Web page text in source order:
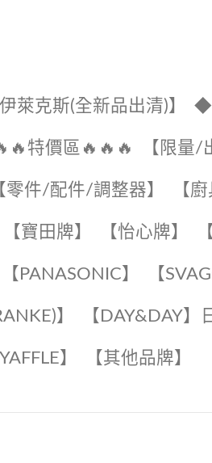
萊克斯(全新品出清)】 ◆
特價區🔥🔥🔥 【限量/
零件/配件/調整器】 【
【寶田牌】 ️【怡心牌】️
️【PANASONIC】️ 【
】️ 【DAY&DAY】️
】 ️【其他品牌】️